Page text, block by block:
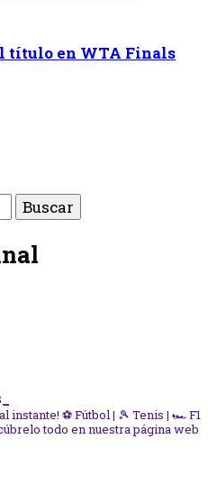
título en WTA Finals
instante! ⚽ Fútbol | 🎾 Tenis | 🏎️ F1
todo en nuestra página web